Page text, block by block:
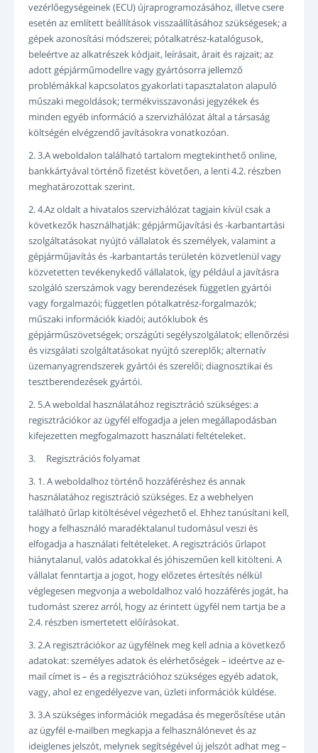
vezérlőegységeinek (ECU) újraprogramozásához, illetve csere
esetén az említett beállítások visszaállításához szükségesek; a
gépek azonosítási módszerei; pótalkatrész-katalógusok,
beleértve az alkatrészek kódjait, leírásait, árait és rajzait; az
adott gépjárműmodellre vagy gyártósorra jellemző
problémákkal kapcsolatos gyakorlati tapasztalaton alapuló
műszaki megoldások; termékvisszavonási jegyzékek és
minden egyéb információ a szervizhálózat által a társaság
költségén elvégzendő javításokra vonatkozóan.
2. 3.A weboldalon található tartalom megtekinthető online,
bankkártyával történő fizetést követően, a lenti 4.2. részben
meghatározottak szerint.
2. 4.Az oldalt a hivatalos szervizhálózat tagjain kívül csak a
következők használhatják: gépjárműjavítási és -karbantartási
szolgáltatásokat nyújtó vállalatok és személyek, valamint a
gépjárműjavítás és -karbantartás területén közvetlenül vagy
közvetetten tevékenykedő vállalatok, így például a javításra
szolgáló szerszámok vagy berendezések független gyártói
vagy forgalmazói; független pótalkatrész-forgalmazók;
műszaki információk kiadói; autóklubok és
gépjárműszövetségek; országúti segélyszolgálatok; ellenőrzési
és vizsgálati szolgáltatásokat nyújtó szereplők; alternatív
üzemanyagrendszerek gyártói és szerelői; diagnosztikai és
tesztberendezések gyártói.
2. 5.A weboldal használatához regisztráció szükséges: a
regisztrációkor az ügyfél elfogadja a jelen megállapodásban
kifejezetten megfogalmazott használati feltételeket.
3. Regisztrációs folyamat
3. 1. A weboldalhoz történő hozzáféréshez és annak
használatához regisztráció szükséges. Ez a webhelyen
található űrlap kitöltésével végezhető el. Ehhez tanúsítani kell,
hogy a felhasználó maradéktalanul tudomásul veszi és
elfogadja a használati feltételeket. A regisztrációs űrlapot
hiánytalanul, valós adatokkal és jóhiszeműen kell kitölteni. A
vállalat fenntartja a jogot, hogy előzetes értesítés nélkül
véglegesen megvonja a weboldalhoz való hozzáférés jogát, ha
tudomást szerez arról, hogy az érintett ügyfél nem tartja be a
2.4. részben ismertetett előírásokat.
3. 2.A regisztrációkor az ügyfélnek meg kell adnia a következő
adatokat: személyes adatok és elérhetőségek – ideértve az e-
mail címet is – és a regisztrációhoz szükséges egyéb adatok,
vagy, ahol ez engedélyezve van, üzleti információk küldése.
3. 3.A szükséges információk megadása és megerősítése után
az ügyfél e-mailben megkapja a felhasználónevet és az
ideiglenes jelszót, melynek segítségével új jelszót adhat meg –